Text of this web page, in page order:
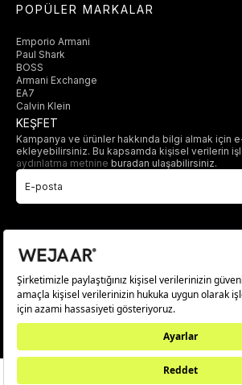
POPÜLER MARKALAR
Emporio Armani
Paul Shark
BOSS
Armani Exchange
EA7
Calvin Klein
KEŞFET
Kampanya ve ürünler hakkında bilgi almak için
ekleyebilirsiniz. Bu kapsamda kişisel verilerin
aydınlatma metnine buradan ulaşabilirsiniz.
© 2025 wejaar.com.tr. tüm hakları